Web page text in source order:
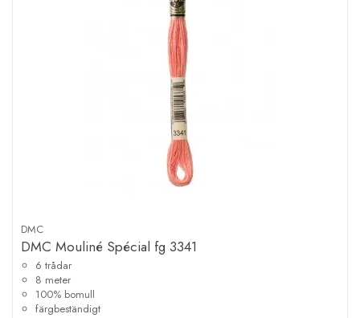
DMC
DMC Mouliné Spécial fg 3341
6 trådar
8 meter
100% bomull
färgbeständigt